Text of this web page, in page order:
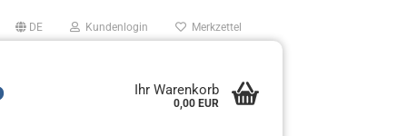
DE Kundenlogin Merkzettel
Ihr Warenkorb
0,00 EUR